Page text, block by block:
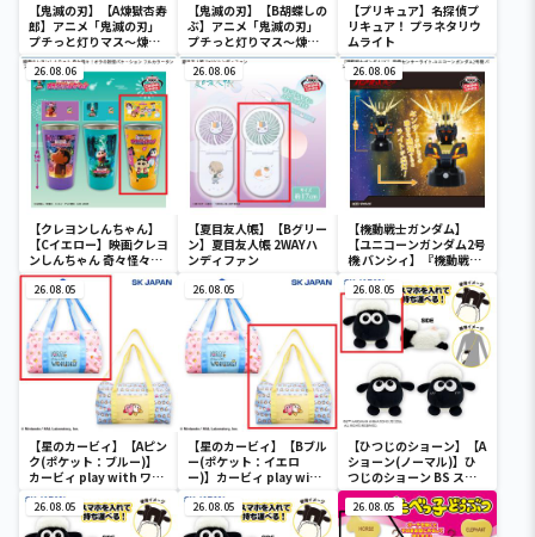
【鬼滅の刃】【A煉獄杏寿
郎】アニメ「鬼滅の刃」
プチっと灯りマス～煉獄
杏寿郎・胡蝶しのぶ～
【鬼滅の刃】【B胡蝶しの
ぶ】アニメ「鬼滅の刃」
プチっと灯りマス～煉獄
杏寿郎・胡蝶しのぶ～
【プリキュア】名探偵プ
リキュア！ プラネタリウ
ムライト
26.08.06
【クレヨンしんちゃん】
【Cイエロー】映画クレヨ
ンしんちゃん 奇々怪々！
オラの妖怪バケ～ション
フルカラータンブラー
26.08.06
【夏目友人帳】【Bグリー
ン】夏目友人帳 2WAYハ
ンディファン
26.08.06
【機動戦士ガンダム】
【ユニコーンガンダム2号
機 バンシィ】『機動戦士
ーライト-ユニコーンガン
ダム2号機 バンシィ（デ
ストロイモード）-
26.08.05
【星のカービィ】【Aピン
ク(ポケット：ブルー)】
カービィ play with ワド
ルディ ボストンバッグ
26.08.05
【星のカービィ】【Bブル
ー(ポケット：イエロ
ー)】カービィ play with
ワドルディ ボストンバッ
グ
26.08.05
【ひつじのショーン】【A
ショーン(ノーマル)】ひ
つじのショーン BS スマ
ホショーンルダー
26.08.05 26.08.05 26.08.05